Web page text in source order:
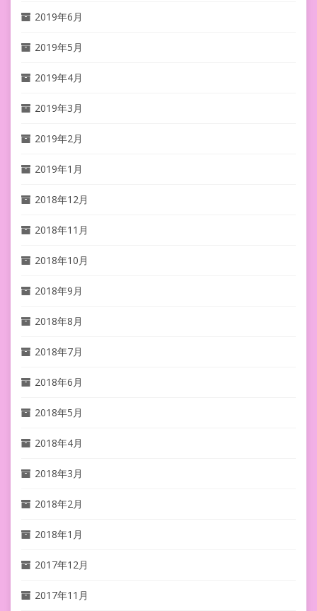
2019年6月
2019年5月
2019年4月
2019年3月
2019年2月
2019年1月
2018年12月
2018年11月
2018年10月
2018年9月
2018年8月
2018年7月
2018年6月
2018年5月
2018年4月
2018年3月
2018年2月
2018年1月
2017年12月
2017年11月